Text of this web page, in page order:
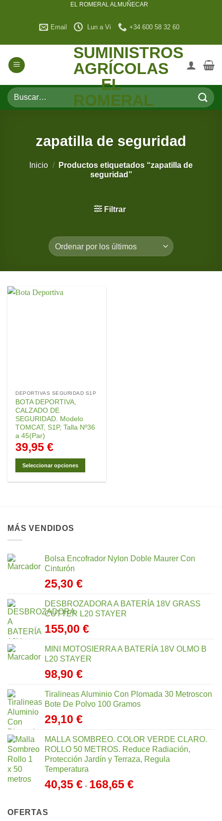
EL ROMERAL ALMUÑECAR
Email Lun a Vi +34 600 58 32 60
SUMINISTROS
AGRÍCOLAS
EL
ROMERAL
Buscar
por:
zapatilla de seguridad
Inicio /
Productos etiquetados “zapatilla de
seguridad”
Filtrar
DEPORTIVAS SEGURIDAD S1P
BOTA DEPORTIVA,
CALZADO DE
SEGURIDAD. Modelo
TOMCAT, S1P, Talla Nº36
a 45(Par)
39,95€
Seleccionar opciones
Las
opciones
pueden
elegir
página
de
MÁS VENDIDOS
Bolsa Encofrador Nylon Doble Maurer Con
Cinturón
25,30 €
DESBROZADORA A BATERÍA 18V GRASS
CUTTER L20 STAYER
155,00 €
MINI MOTOSIERRA A BATERÍA 18V OLMO B
L20 STAYER
98,90 €
Tiralineas Aluminio Con Plomada 30 Metroscon
Bote De Polvo 100 Gramos
29,10 €
MALLA SOMBREO. COLOR VERDE CLARO.
ROLLO 50 METROS. Reduce Radiación,
Protección Jardín y Terraza, Regula
Temperatura
40,35 € - 168,65 €Rango
OFERTAS